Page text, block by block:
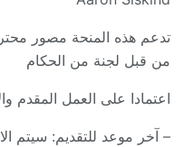
تدعم هذه المنحة مصور
من قبل لجنة من الحكام
اعتمادا على العمل المقدم
– آخر موعد للتقديم: سيتم